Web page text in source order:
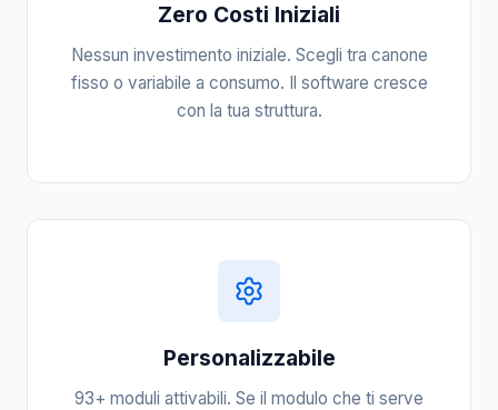
Zero Costi Iniziali
Nessun investimento iniziale. Scegli tra canone
fisso o variabile a consumo. Il software cresce
con la tua struttura.
Personalizzabile
93+ moduli attivabili. Se il modulo che ti serve